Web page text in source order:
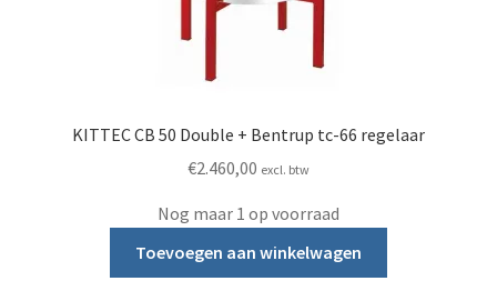
KITTEC CB 50 Double + Bentrup tc-66 regelaar
€2.460,00 excl. btw
Nog maar 1 op voorraad
Toevoegen aan winkelwagen